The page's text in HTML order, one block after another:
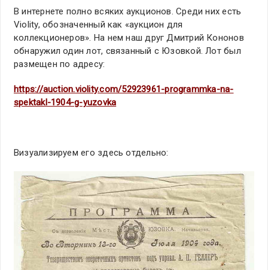
В интернете полно всяких аукционов. Среди них есть
Violity, обозначенный как «аукцион для
коллекционеров». На нем наш друг Дмитрий Кононов
обнаружил один лот, связанный с Юзовкой. Лот был
размещен по адресу:
https://auction.violity.com/52923961-programmka-na-
spektakl-1904-g-yuzovka
Визуализируем его здесь отдельно: